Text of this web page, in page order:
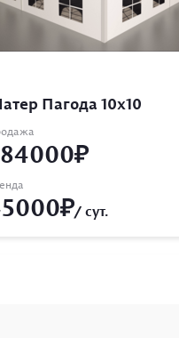
Пагода 10х10
/ сут.